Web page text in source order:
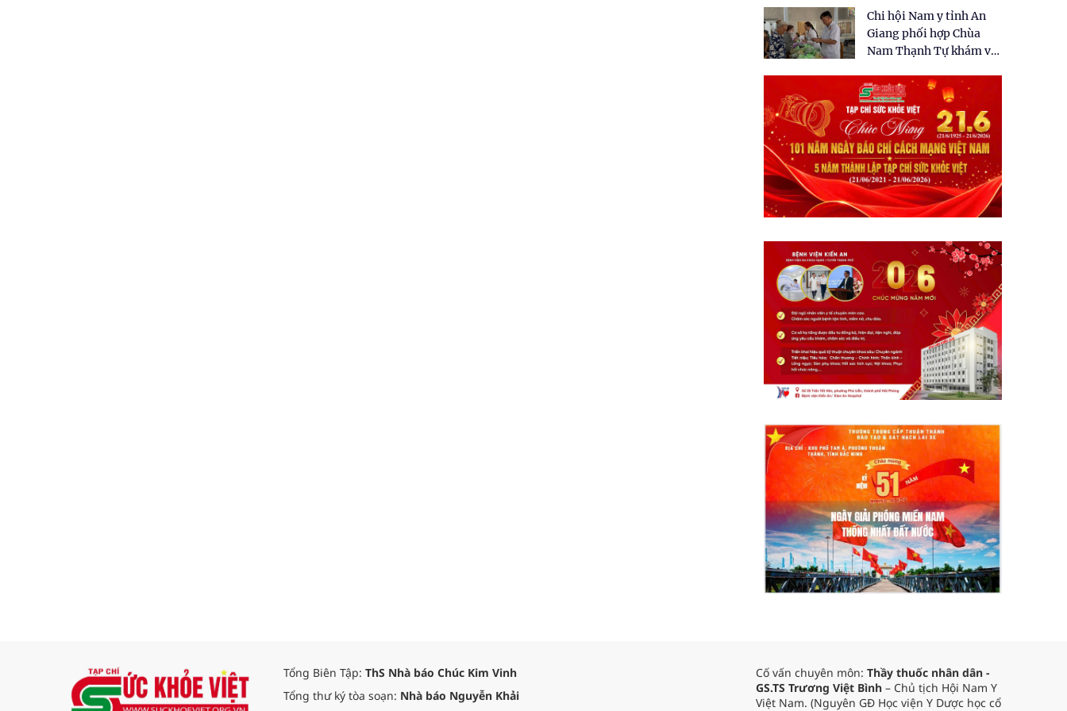
dân tại xã Tân Tập
Chi hội Nam y tỉnh An
Giang phối hợp Chùa
Nam Thạnh Tự khám và
nhân dân
Tổng Biên Tập: ThS Nhà báo Chúc Kim Vinh
Tổng thư ký tòa soạn: Nhà báo Nguyễn Khải
Cố vấn chuyên môn: Thầy thuốc nhân dân -
GS.TS Trương Việt Bình – Chủ tịch Hội Nam Y
Việt Nam. (Nguyên GĐ Học viện Y Dược học cổ